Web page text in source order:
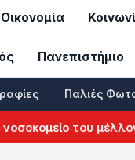
Οικονομία
Πανεπιστήμιο
Παλιές
του μέλλοντος